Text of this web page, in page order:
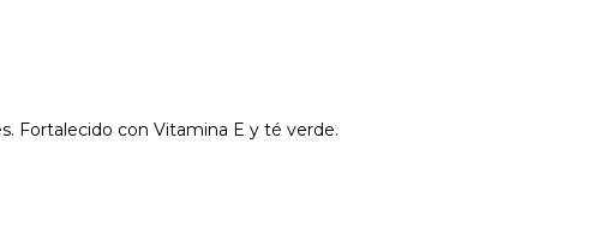
Fortalecido con Vitamina E y té verde.